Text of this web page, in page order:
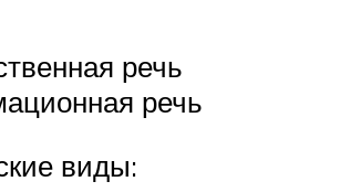
речь
речь
виды: